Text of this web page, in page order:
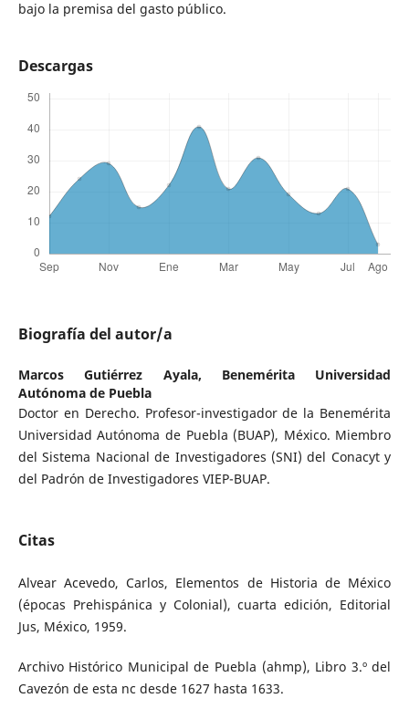
bajo la premisa del gasto público.
Descargas
Biografía del autor/a
Marcos Gutiérrez Ayala, Benemérita Universidad
Autónoma de Puebla
Doctor en Derecho. Profesor-investigador de la Benemérita
Universidad Autónoma de Puebla (BUAP), México. Miembro
del Sistema Nacional de Investigadores (SNI) del Conacyt y
del Padrón de Investigadores VIEP-BUAP.
Citas
Alvear Acevedo, Carlos, Elementos de Historia de México
(épocas Prehispánica y Colonial), cuarta edición, Editorial
Jus, México, 1959.
Archivo Histórico Municipal de Puebla (ahmp), Libro 3.º del
Cavezón de esta nc desde 1627 hasta 1633.